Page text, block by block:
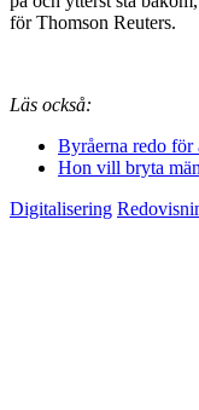
för Thomson Reuters.
Läs också:
Byråerna redo för
Hon vill bryta
Digitalisering